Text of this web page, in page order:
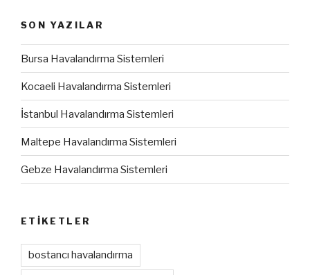
SON YAZILAR
Bursa Havalandırma Sistemleri
Kocaeli Havalandırma Sistemleri
İstanbul Havalandırma Sistemleri
Maltepe Havalandırma Sistemleri
Gebze Havalandırma Sistemleri
ETIKETLER
bostancı havalandırma